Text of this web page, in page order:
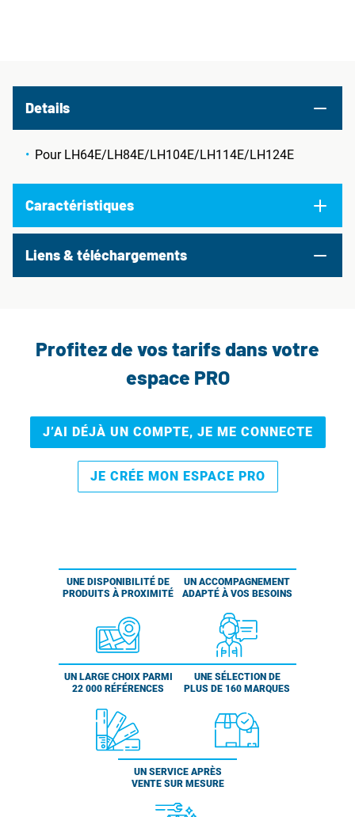
Details
Pour LH64E/LH84E/LH104E/LH114E/LH124E
Caractéristiques
Liens & téléchargements
Profitez de vos tarifs dans votre
espace PRO
J’AI DÉJÀ UN COMPTE, JE ME CONNECTE
JE CRÉE MON ESPACE PRO
UNE DISPONIBILITÉ DE
PRODUITS À PROXIMITÉ
UN ACCOMPAGNEMENT
ADAPTÉ À VOS BESOINS
UN LARGE CHOIX PARMI
22 000 RÉFÉRENCES
UNE SÉLECTION DE
PLUS DE 160 MARQUES
UN SERVICE APRÈS
VENTE SUR MESURE